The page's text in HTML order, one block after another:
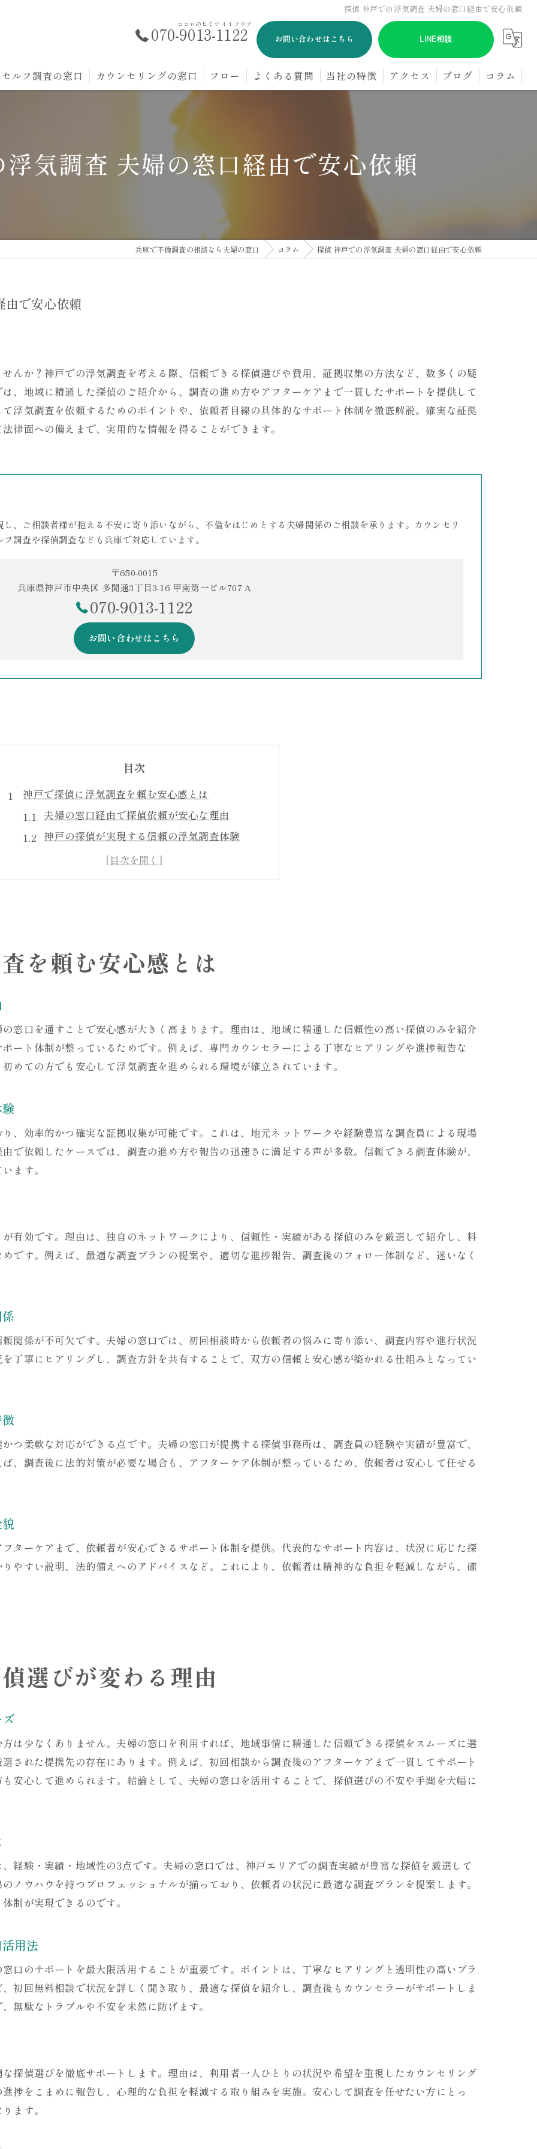
探偵 神戸での浮気調査 夫婦の窓口経由で安心依頼
070-9013-1122
ココロのヒミツ イイフウフ
お問い合わせはこちら LINE相談
セルフ調査の窓口 カウンセリングの窓口 フロー よくある質問 当社の特徴
オンライン
パートナー
アクセス ブログ コラム
気調査 夫婦の窓口経由で安心依頼
兵庫で不倫調査の相談なら夫婦の窓口 コラム 探偵 神戸での浮気調査 夫婦の窓口経由で安心依頼
由で安心依頼
んか？神戸での浮気調査を考える際、信頼できる探偵選びや費用、証拠収集の方法など、数多くの疑
、地域に精通した探偵のご紹介から、調査の進め方やアフターケアまで一貫したサポートを提供して
浮気調査を依頼するためのポイントや、依頼者目線の具体的なサポート体制を徹底解説。確実な証拠
律面への備えまで、実用的な情報を得ることができます。
し、ご相談者様が抱える不安に寄り添いながら、不倫をはじめとする夫婦関係のご相談を承ります。カウンセリ
調査や探偵調査なども兵庫で対応しています。
〒650-0015
兵庫県神戸市中央区 多聞通3丁目3-16 甲南第一ビル707 A
070-9013-1122
お問い合わせはこちら
目次
神戸で探偵に浮気調査を頼む安心感とは
夫婦の窓口経由で探偵依頼が安心な理由
神戸の探偵が実現する信頼の浮気調査体験
探偵選びで迷わない夫婦の窓口の強み
浮気調査における探偵と依頼者の信頼関係
夫婦の窓口なら神戸の探偵選定がスムーズ
依頼者目線の探偵選びを徹底サポート
神戸で理想の探偵に出会える理由を解説
浮気調査のプロが夫婦の窓口に集まる背景
浮気調査依頼時に受けられる安心支援内容
探偵とのやり取りがスムーズなサポート方法
探偵による神戸エリアの調査手法を徹底解説
神戸の探偵が用いる浮気調査の手法と特徴
神戸ならではの探偵調査手段とその実績
探偵事務所の現場経験が活きる調査事例
証拠収集に強い探偵選びの見極め方法
神戸で安い探偵サービスの活用術
夫婦の窓口なら初依頼でも安心な理由
探偵依頼時の不安を解消する具体的対策
浮気調査で後悔しないための注意点と対策
神戸での探偵選びで失敗しない対策法
よくある浮気調査の落とし穴と回避策
夫婦の窓口のアドバイスで安心依頼
探偵報告書の活用と次のステップ相談
証拠取得後のサポート内容を詳しく解説
神戸の探偵と弁護士連携サポートの強み
を頼む安心感とは
窓口を通すことで安心感が大きく高まります。理由は、地域に精通した信頼性の高い探偵のみを紹介
ート体制が整っているためです。例えば、専門カウンセラーによる丁寧なヒアリングや進捗報告な
めての方でも安心して浮気調査を進められる環境が確立されています。
、効率的かつ確実な証拠収集が可能です。これは、地元ネットワークや経験豊富な調査員による現場
で依頼したケースでは、調査の進め方や報告の迅速さに満足する声が多数。信頼できる調査体験が、
ます。
有効です。理由は、独自のネットワークにより、信頼性・実績がある探偵のみを厳選して紹介し、料
です。例えば、最適な調査プランの提案や、適切な進捗報告、調査後のフォロー体制など、迷いなく
関係が不可欠です。夫婦の窓口では、初回相談時から依頼者の悩みに寄り添い、調査内容や進行状況
丁寧にヒアリングし、調査方針を共有することで、双方の信頼と安心感が築かれる仕組みとなってい
つ柔軟な対応ができる点です。夫婦の窓口が提携する探偵事務所は、調査員の経験や実績が豊富で、
、調査後に法的対策が必要な場合も、アフターケア体制が整っているため、依頼者は安心して任せる
ターケアまで、依頼者が安心できるサポート体制を提供。代表的なサポート内容は、状況に応じた探
やすい説明、法的備えへのアドバイスなど。これにより、依頼者は精神的な負担を軽減しながら、確
選びが変わる理由
は少なくありません。夫婦の窓口を利用すれば、地域事情に精通した信頼できる探偵をスムーズに選
された提携先の存在にあります。例えば、初回相談から調査後のアフターケアまで一貫してサポート
安心して進められます。結論として、夫婦の窓口を活用することで、探偵選びの不安や手間を大幅に
経験・実績・地域性の3点です。夫婦の窓口では、神戸エリアでの調査実績が豊富な探偵を厳選して
ノウハウを持つプロフェッショナルが揃っており、依頼者の状況に最適な調査プランを提案します。
制が実現できるのです。
用法
口のサポートを最大限活用することが重要です。ポイントは、丁寧なヒアリングと透明性の高いプラ
初回無料相談で状況を詳しく聞き取り、最適な探偵を紹介し、調査後もカウンセラーがサポートしま
無駄なトラブルや不安を未然に防げます。
探偵選びを徹底サポートします。理由は、利用者一人ひとりの状況や希望を重視したカウンセリング
捗をこまめに報告し、心理的な負担を軽減する取り組みを実施。安心して調査を任せたい方にとっ
ます。